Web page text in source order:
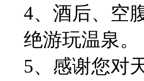
4、酒后、空
绝游玩温泉。
5、感谢您对